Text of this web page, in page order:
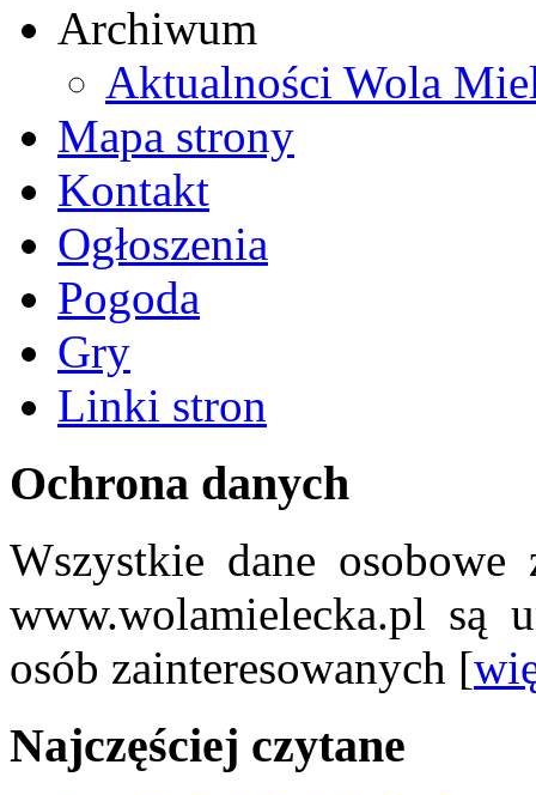
Archiwum
Aktualności Wola
Mapa strony
Kontakt
Ogłoszenia
Pogoda
Gry
Linki stron
Ochrona danych
Wszystkie dane osobowe
www.wolamielecka.pl są
osób zainteresowanych [
Najczęściej czytane